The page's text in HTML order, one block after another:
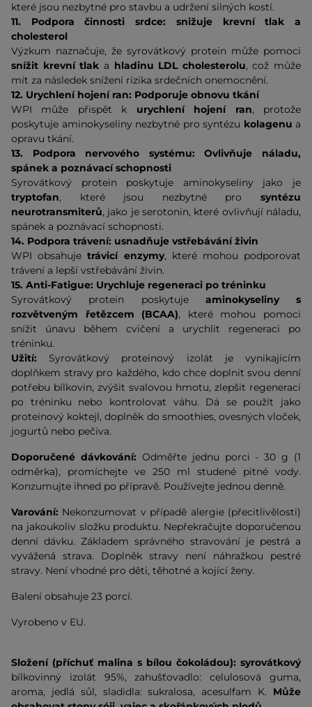
které jsou nezbytné pro stavbu a udržení silných kostí.
11. Podpora činnosti srdce: snižuje krevní tlak a
cholesterol
Výzkum naznačuje, že syrovátkový protein může pomoci
snížit krevní tlak a hladinu LDL cholesterolu, což může
mít za následek snížení rizika srdečních onemocnění.
12. Urychlení hojení ran: Podporuje obnovu tkání
WPI může přispět k urychlení hojení ran, protože
poskytuje aminokyseliny nezbytné pro syntézu kolagenu a
opravu tkání.
13. Podpora nervového systému: Ovlivňuje náladu,
spánek a poznávací schopnosti
Syrovátkový protein poskytuje aminokyseliny jako je
tryptofan, které jsou nezbytné pro syntézu
neurotransmiterů, jako je serotonin, které ovlivňují náladu,
spánek a poznávací schopnosti.
14. Podpora trávení: usnadňuje vstřebávání živin
WPI obsahujetrávicí enzymy, které mohou podporovat
trávení a lepší vstřebávání živin.
15. Anti-Fatigue: Urychluje regeneraci po tréninku
Syrovátkový protein poskytujeaminokyseliny s
rozvětveným řetězcem (BCAA), které mohou pomoci
snížit únavu během cvičení a urychlit regeneraci po
tréninku.
Užití: Syrovátkový proteinový izolát je vynikajícím
doplňkem stravy pro každého, kdo chce doplnit svou denní
potřebu bílkovin, zvýšit svalovou hmotu, zlepšit regeneraci
po tréninku nebo kontrolovat váhu. Dá se použít jako
proteinový koktejl, doplněk do smoothies, ovesných vloček,
jogurtů nebo pečiva.
Doporučené dávkování: Odměřte jednu porci - 30 g (1
odměrka), promíchejte ve 250 ml studené pitné vody.
Konzumujte ihned po přípravě. Používejte jednou denně.
Varování: Nekonzumovat v případě alergie (přecitlivělosti)
na jakoukoliv složku produktu. Nepřekračujte doporučenou
denní dávku. Základem správného stravování je pestrá a
vyvážená strava. Doplněk stravy není náhražkou pestré
stravy. Není vhodné pro děti, těhotné a kojící ženy.
Balení obsahuje 23 porcí.
Vyrobeno v EU.
Složení (příchuť malina s bílou čokoládou): syrovátkový
bílkovinný izolát 95%, zahušťovadlo: celulosová guma,
aroma, jedlá sůl, sladidla: sukralosa, acesulfam K. Může